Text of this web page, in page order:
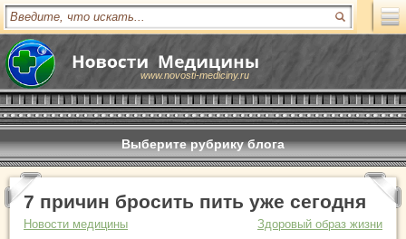
www.novosti-mediciny.ru
Выберите рубрику блога
7 причин бросить пить уже сегодня
Новости медицины
Здоровый образ жизни